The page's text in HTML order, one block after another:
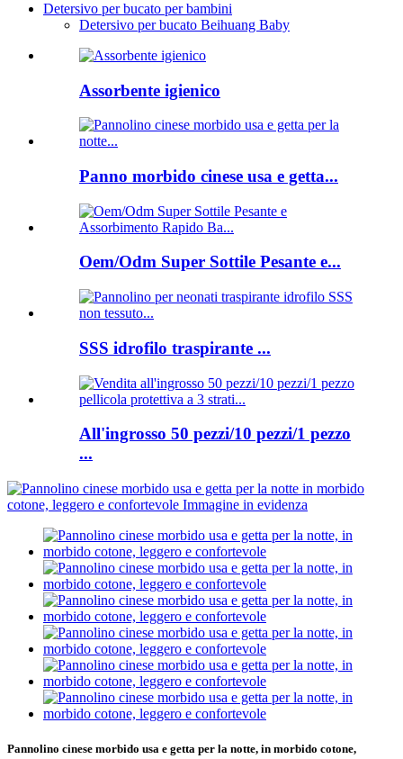
Detersivo per bucato per bambini
Detersivo per bucato Beihuang Baby
Assorbente igienico
Panno morbido cinese usa e getta...
Oem/Odm Super Sottile Pesante e...
SSS idrofilo traspirante ...
All'ingrosso 50 pezzi/10 pezzi/1 pezzo
...
Pannolino cinese morbido usa e getta per la notte, in morbido cotone,